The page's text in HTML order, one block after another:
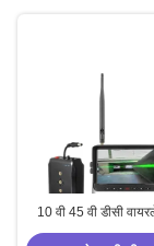
10 वी 45 वी डीसी
कैमरा सिस्टम ️ वाटरप्रूफ,